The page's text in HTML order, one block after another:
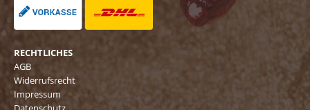
RECHTLICHES
AGB
Widerrufsrecht
Impressum